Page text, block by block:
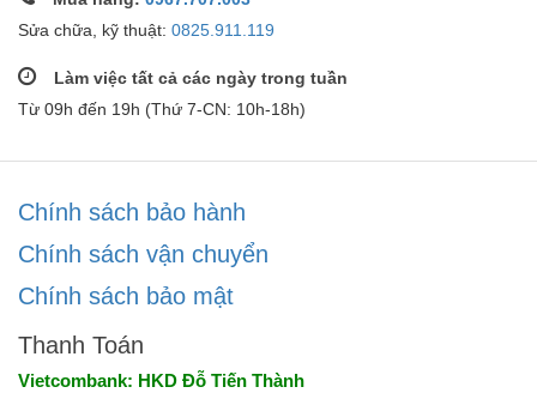
Sửa chữa, kỹ thuật: 0825.911.119
Làm việc tất cả các ngày trong tuần
Từ 09h đến 19h (Thứ 7-CN: 10h-18h)
Chính sách bảo hành
Chính sách vận chuyển
Chính sách bảo mật
Thanh Toán
Vietcombank: HKD Đỗ Tiến Thành